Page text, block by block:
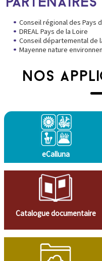
PARTENAIRES
Conseil régional des Pays
DREAL Pays de la Loire
Conseil départemental de
Mayenne nature
NOS
eCalluna
Catalogue documentaire